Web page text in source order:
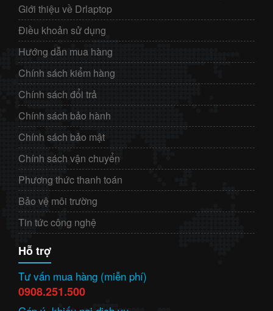
Giới thiệu về Drlaptop
Điều khoản sử dụng
Hướng dẫn mua hàng
Chính sách kiểm hàng
Chính sách đổi trả
Chính sách bảo hành
Chính sách bảo mật
Chính sách vận chuyển
Phương thức thanh toán
Bảo vệ môi trường
Tin tức công nghệ
Hỗ trợ
Tư vấn mua hàng (miễn phí)
0908.251.500